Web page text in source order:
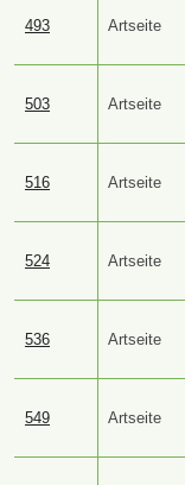
493 Artseite
503 Artseite
516 Artseite
524 Artseite
536 Artseite
549 Artseite